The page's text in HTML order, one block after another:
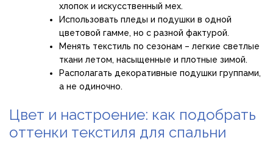
хлопок и искусственный мех.
Использовать пледы и подушки в одной
цветовой гамме, но с разной фактурой.
Менять текстиль по сезонам – легкие светлые
ткани летом, насыщенные и плотные зимой.
Располагать декоративные подушки группами,
а не одиночно.
Цвет и настроение: как подобрать
оттенки текстиля для спальни